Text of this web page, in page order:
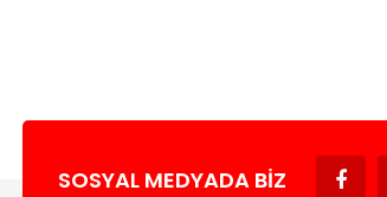
SOSYAL MEDYADA BIZ